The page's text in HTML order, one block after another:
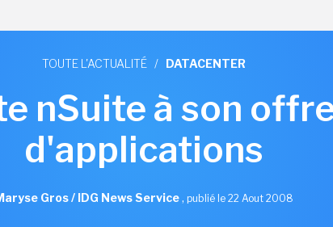
TOUTE L'ACTUALITÉ / DATACENTER
nSuite à son
d'applications
Gros / IDG News Service, publié le 22 Aout 2008